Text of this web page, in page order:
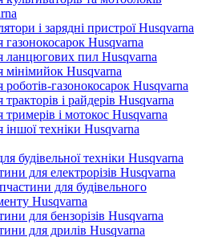
і зарядні пристрої Husqvarna
газонокосарок Husqvarna
ланцюгових пил Husqvarna
мінімийок Husqvarna
роботів-газонокосарок Husqvarna
тракторів і райдерів Husqvarna
тримерів і мотокос Husqvarna
іншої техніки Husqvarna
будівельної техніки Husqvarna
для електрорізів Husqvarna
для будівельного
Husqvarna
для бензорізів Husqvarna
для дрилів Husqvarna